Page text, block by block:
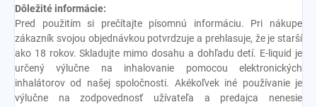
Dôležité informácie:
Pred použitím si prečítajte písomnú informáciu. Pri nákupe
zákazník svojou objednávkou potvrdzuje a prehlasuje, že je starší
ako 18 rokov. Skladujte mimo dosahu a dohľadu detí. E-liquid je
určený výlučne na inhalovanie pomocou elektronických
inhalátorov od našej spoločnosti. Akékoľvek iné používanie je
výlučne na zodpovednosť užívateľa a predajca nenesie